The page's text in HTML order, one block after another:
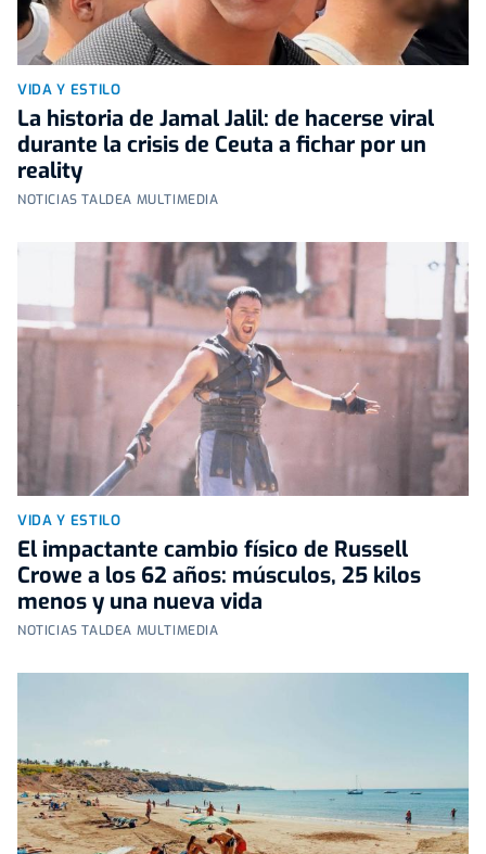
VIDA Y ESTILO
La historia de Jamal Jalil: de hacerse viral
durante la crisis de Ceuta a fichar por un
reality
NOTICIAS TALDEA MULTIMEDIA
VIDA Y ESTILO
El impactante cambio físico de Russell
Crowe a los 62 años: músculos, 25 kilos
menos y una nueva vida
NOTICIAS TALDEA MULTIMEDIA